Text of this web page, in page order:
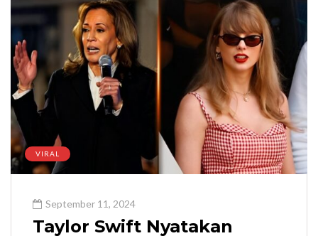
VIRAL
September 11, 2024
Taylor Swift Nyatakan